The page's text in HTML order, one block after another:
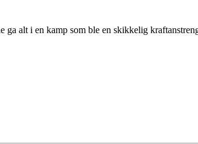
alt i en kamp som ble en skikkelig